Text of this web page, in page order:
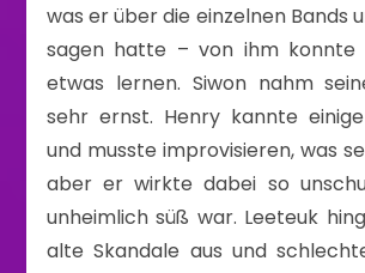
was er über die einzelnen Bands
sagen hatte – von ihm konnte
etwas lernen. Siwon nahm
sehr ernst. Henry kannte
und musste improvisieren, was
aber er wirkte dabei so
unheimlich süß war. Leeteuk
alte Skandale aus und